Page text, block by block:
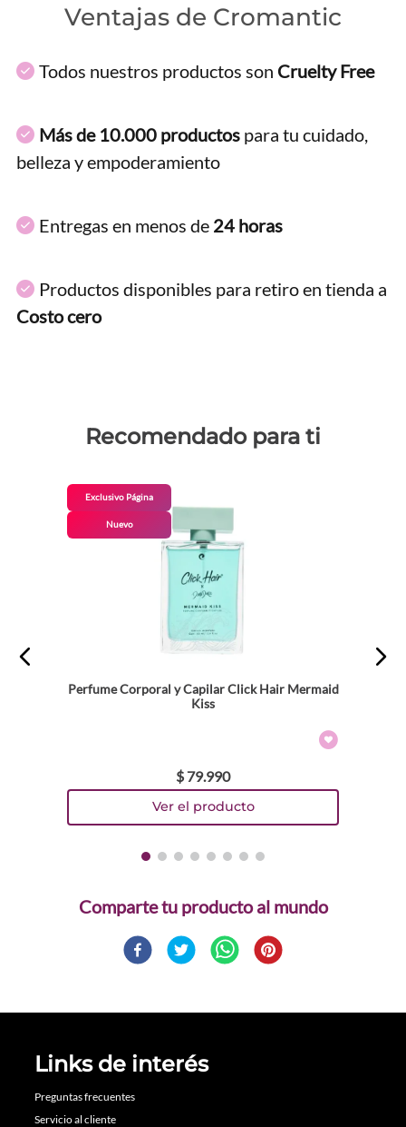
Ventajas de Cromantic
Todos nuestros productos son Cruelty Free
Más de 10.000 productos para tu cuidado,
belleza y empoderamiento
Entregas en menos de 24 horas
Productos disponibles para retiro en tienda a
Costo cero
Recomendado para ti
Exclusivo Página
Nuevo
Perfume Corporal y Capilar Click Hair Mermaid
Kiss
$ 79.990
Comparte
Links de interés
Preguntas frecuentes
Servicio al cliente